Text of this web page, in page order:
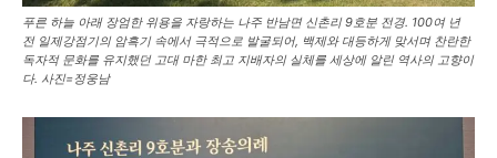
푸른 하늘 아래 장엄한 위용을 자랑하는 나주 반남면 신촌리 9호분 전경. 100여 년
전 일제강점기의 암흑기 속에서 극적으로 발굴되어, 백제와 대등하게 맞서며 찬란한
독자적 문화를 유지했던 고대 마한 최고 지배자의 실체를 세상에 알린 역사의 고향이
다. 사진=정웅남